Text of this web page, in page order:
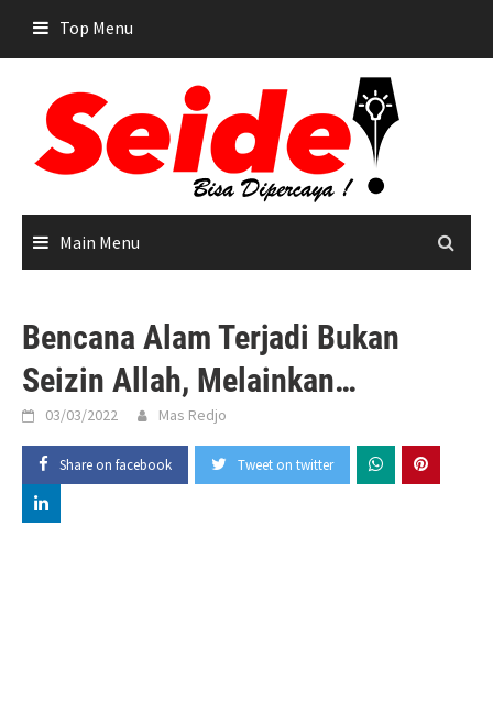
content
Top Menu
Main Menu
Bencana Alam Terjadi Bukan
Seizin Allah, Melainkan…
03/03/2022 Mas Redjo
Share on facebook Tweet on twitter